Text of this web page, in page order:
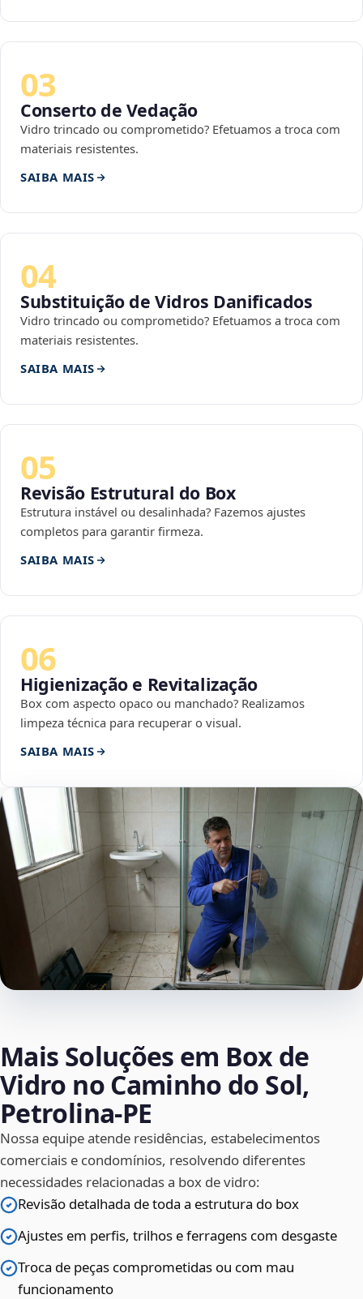
03
Conserto de Vedação
Vidro trincado ou comprometido? Efetuamos a troca com
materiais resistentes.
SAIBA MAIS
04
Substituição de Vidros Danificados
Vidro trincado ou comprometido? Efetuamos a troca com
materiais resistentes.
SAIBA MAIS
05
Revisão Estrutural do Box
Estrutura instável ou desalinhada? Fazemos ajustes
completos para garantir firmeza.
SAIBA MAIS
06
Higienização e Revitalização
Box com aspecto opaco ou manchado? Realizamos
limpeza técnica para recuperar o visual.
SAIBA MAIS
Mais Soluções em Box de
Vidro no Caminho do Sol,
Petrolina‑PE
Nossa equipe atende residências, estabelecimentos
comerciais e condomínios, resolvendo diferentes
necessidades relacionadas a box de vidro:
Revisão detalhada de toda a estrutura do box
Ajustes em perfis, trilhos e ferragens com desgaste
Troca de peças comprometidas ou com mau
funcionamento